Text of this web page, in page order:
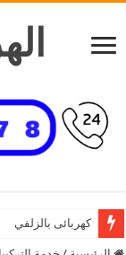
كهربائى بالزلفي